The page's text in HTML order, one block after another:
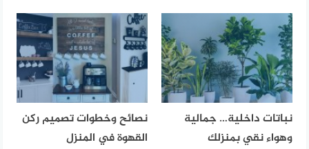
نباتات داخلية… جمالية
وهواء نقي بمنزلك
نصائح وخطوات تصميم ركن
القهوة في المنزل